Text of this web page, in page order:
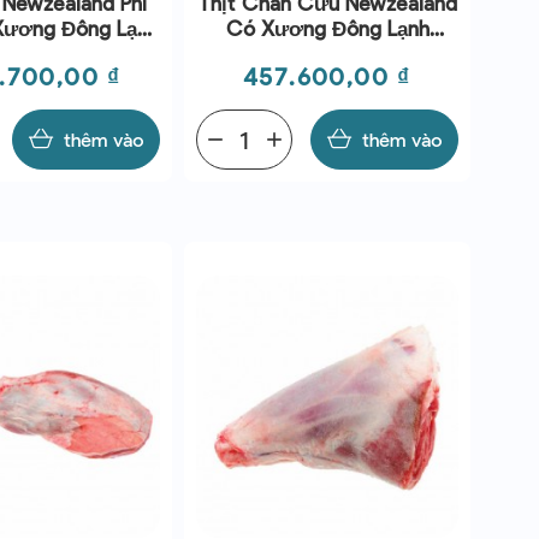
Đông Lạnh
₫
thêm vào
Có Xương Đông Lạnh
Giá
457.600,00 ₫
add
remove thêm vào